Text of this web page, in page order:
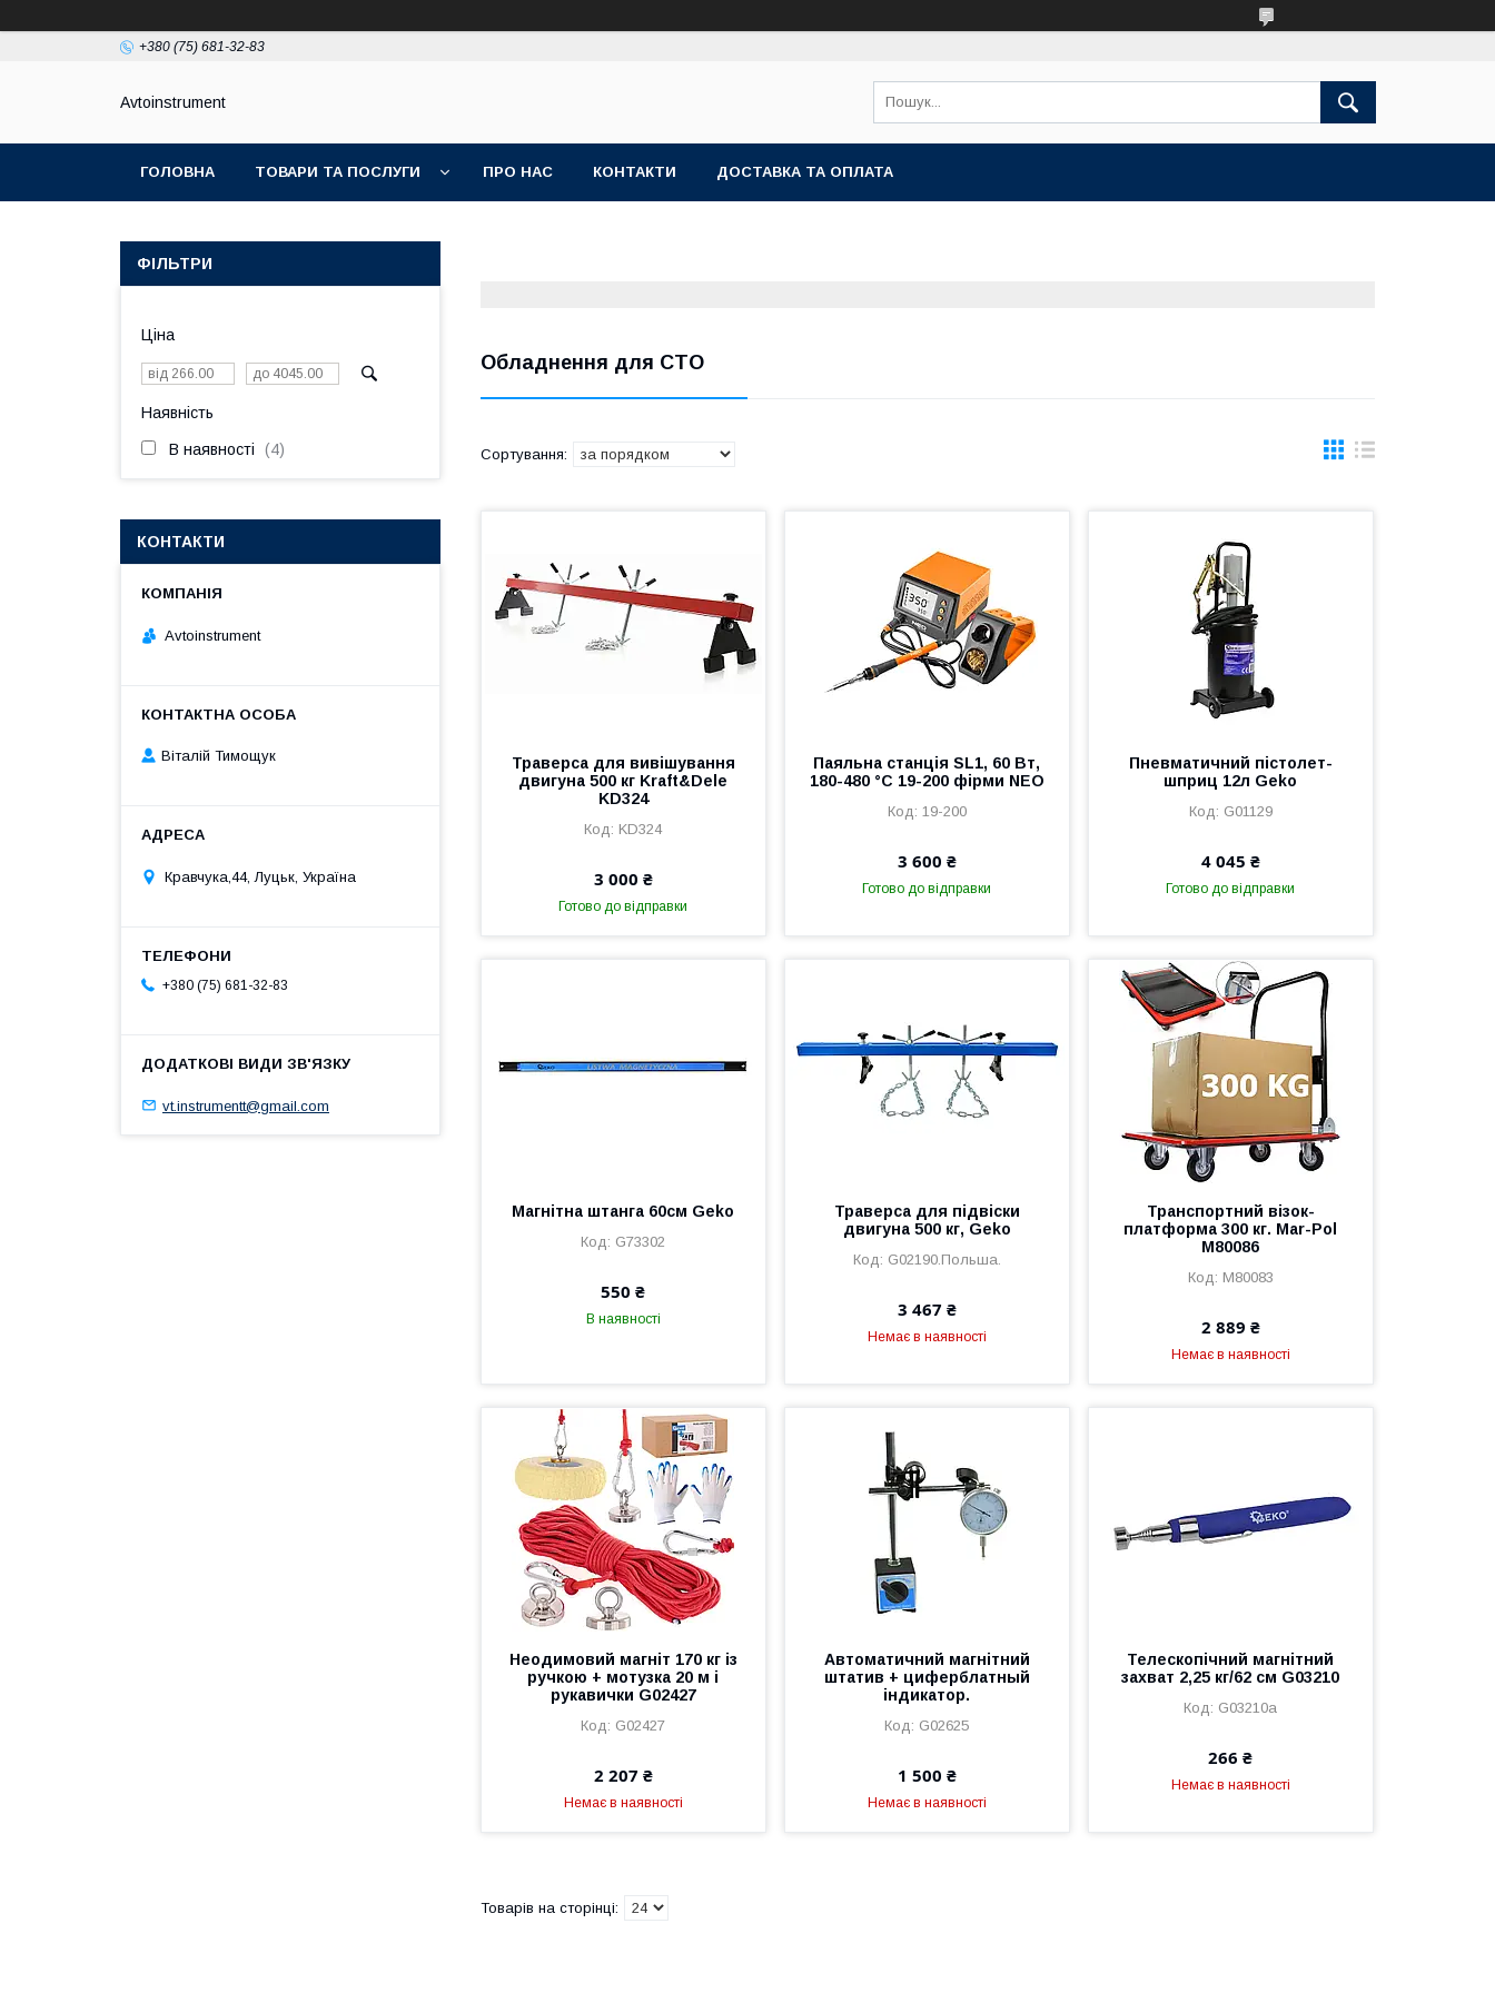
+380 (75) 681-32-83
Avtoinstrument
ГОЛОВНА ТОВАРИ ТА ПОСЛУГИ ПРО НАС КОНТАКТИ ДОСТАВКА ТА ОПЛАТА
Обладнення для СТО
Траверса для вивішування
двигуна 500 кг Kraft&Dele
KD324
KD324
3 000 ₴
Готово до відправки
Паяльна станція SL1, 60 Вт,
180-480 °C 19-200 фірми NEO
19-200
3 600 ₴
Готово до відправки
Пневматичний пістолет-
шприц 12л Geko
G01129
4 045 ₴
Готово до відправки
Магнітна штанга 60см Geko
G73302
550 ₴
В наявності
Траверса для підвіски
двигуна 500 кг, Geko
G02190.Польша.
3 467 ₴
Немає в наявності
Транспортний візок-
платформа 300 кг. Mar-Pol
M80086
M80083
2 889 ₴
Немає в наявності
Неодимовий магніт 170 кг із
ручкою + мотузка 20 м і
рукавички G02427
G02427
2 207 ₴
Немає в наявності
Автоматичний магнітний
штатив + циферблатный
індикатор.
G02625
1 500 ₴
Немає в наявності
Телескопічний магнітний
захват 2,25 кг/62 см G03210
G03210a
266 ₴
Немає в наявності
ФІЛЬТРИ
Ціна
Наявність
В наявності 4
КОНТАКТИ
Avtoinstrument
Віталій Тимощук
Кравчука,44, Луцьк, Україна
+380 (75) 681-32-83
vt.instrumentt@gmail.com